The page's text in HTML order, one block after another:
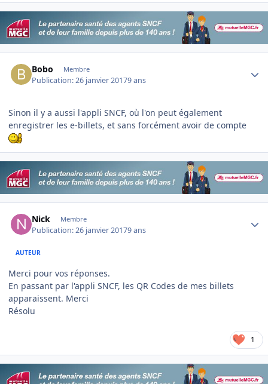
Bobo Membre
Publication:26 janvier 20179 ans
Sinon il y a aussi l'appli SNCF, où l'on peut également
enregistrer les e-billets, et sans forcément avoir de compte
Nick Membre
Publication:26 janvier 20179 ans
AUTEUR
Merci pour vos réponses.
En passant par l'appli SNCF, les QR Codes de mes billets
apparaissent. Merci
Résolu
1